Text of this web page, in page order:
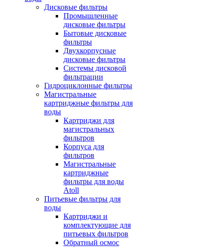
Дисковые фильтры
Промышленные
дисковые фильтры
Бытовые дисковые
фильтры
Двухкорпусные
дисковые фильтры
Системы дисковой
фильтрации
Гидроциклонные фильтры
Магистральные
картриджные фильтры для
воды
Картриджи для
магистральных
фильтров
Корпуса для
фильтров
Магистральные
картриджные
фильтры для воды
Atoll
Питьевые фильтры для
воды
Картриджи и
комплектующие для
питьевых фильтров
Обратный осмос